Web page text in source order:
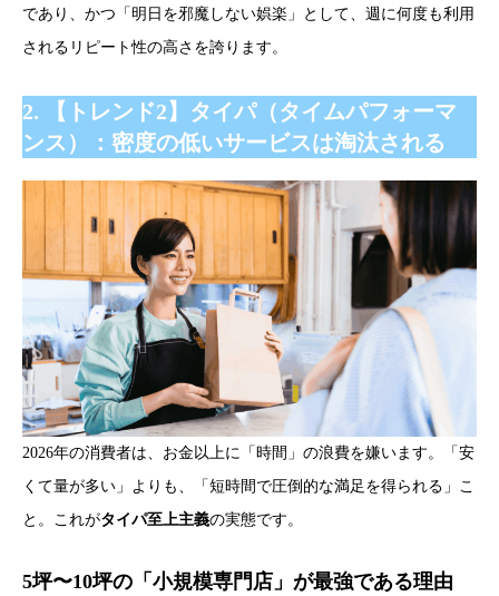
であり、かつ「明日を邪魔しない娯楽」として、週に何度も利用
されるリピート性の高さを誇ります。
2. 【トレンド2】タイパ（タイムパフォーマ
ンス）：密度の低いサービスは淘汰される
2026年の消費者は、お金以上に「時間」の浪費を嫌います。「安
くて量が多い」よりも、「短時間で圧倒的な満足を得られる」こ
と。これがタイパ至上主義の実態です。
5坪〜10坪の「小規模専門店」が最強である理由